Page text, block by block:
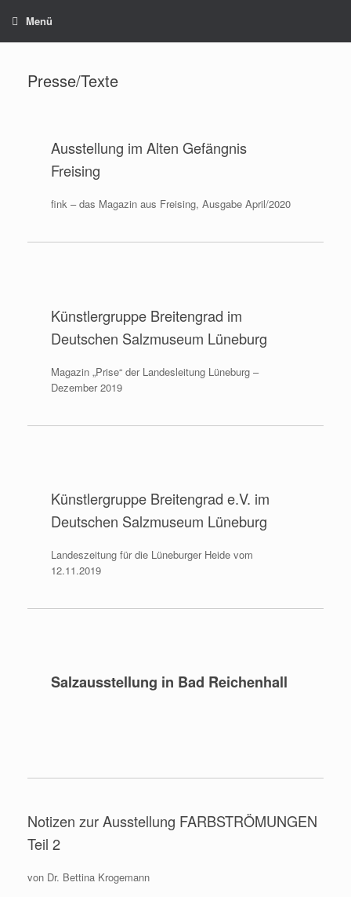
InhaltMenü
Presse/Texte
Ausstellung im Alten Gefängnis
Freising
fink – das Magazin aus Freising, Ausgabe April/2020
Künstlergruppe Breitengrad im
Deutschen Salzmuseum Lüneburg
Magazin „Prise“ der Landesleitung Lüneburg –
Dezember 2019
Künstlergruppe Breitengrad e.V. im
Deutschen Salzmuseum Lüneburg
Landeszeitung für die Lüneburger Heide vom
12.11.2019
Salzausstellung in Bad Reichenhall
Notizen zur Ausstellung FARBSTRÖMUNGEN
Teil 2
von Dr. Bettina Krogemann